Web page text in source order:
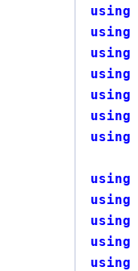
using
using
using
using
using
using
using
using
using
using
using
using